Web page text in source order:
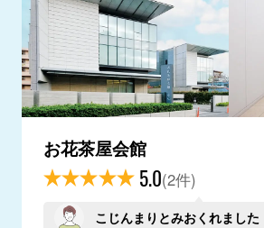
お花茶屋会館
5.0(2件)
こじんまりとみおくれました